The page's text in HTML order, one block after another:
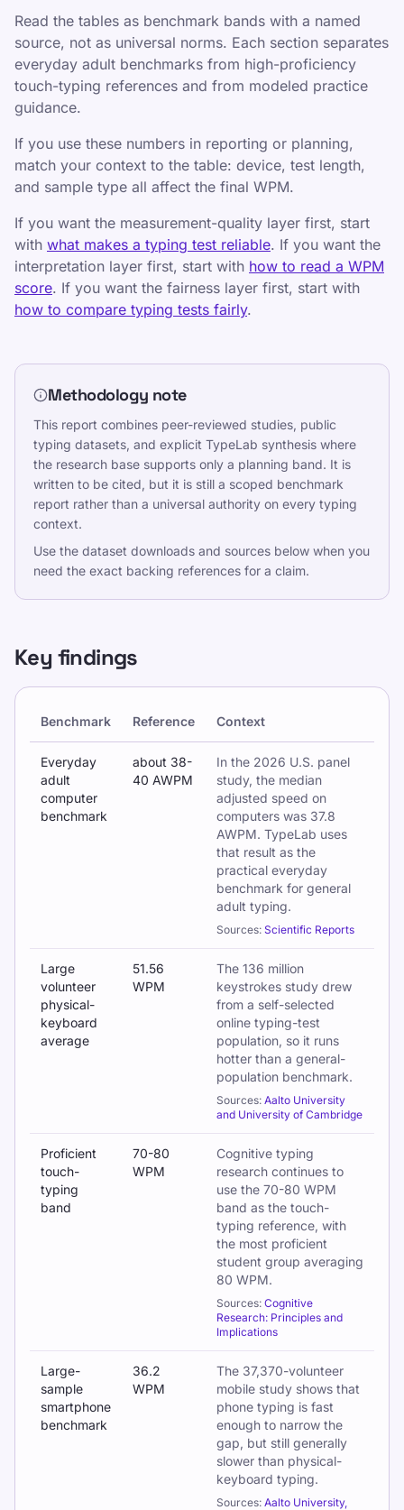
Editorial Policy
যোগাযোগ
প্রশিক্ষণ
নিজেকে পরীক্ষা করুন
মূল্য নির্ধারণ
টাইপিং পরিসংখ্যান
গড় টাইপিং গতি
TypeLab X·TypeLab LinkedIn·TypeLab
YouTube
Read the tables as benchmark bands with a named
source, not as universal norms. Each section separates
everyday adult benchmarks from high-proficiency
touch-typing references and from modeled practice
guidance.
If you use these numbers in reporting or planning,
match your context to the table: device, test length,
and sample type all affect the final WPM.
If you want the measurement-quality layer first, start
with what makes a typing test reliable. If you want the
interpretation layer first, start with how to read a WPM
score. If you want the fairness layer first, start with
how to compare typing tests fairly.
Methodology note
This report combines peer-reviewed studies, public
typing datasets, and explicit TypeLab synthesis where
the research base supports only a planning band. It is
written to be cited, but it is still a scoped benchmark
report rather than a universal authority on every typing
context.
Use the dataset downloads and sources below when you
need the exact backing references for a claim.
Key findings
Benchmark Reference Context
Everyday
adult
computer
benchmark
about 38-
40 AWPM
In the 2026 U.S. panel
study, the median
adjusted speed on
computers was 37.8
AWPM. TypeLab uses
that result as the
practical everyday
benchmark for general
adult typing.
Sources: Scientific Reports
Large
volunteer
physical-
keyboard
average
51.56
WPM
The 136 million
keystrokes study drew
from a self-selected
online typing-test
population, so it runs
hotter than a general-
population benchmark.
Sources: Aalto University
and University of Cambridge
Proficient
touch-
typing
band
70-80
WPM
Cognitive typing
research continues to
use the 70-80 WPM
band as the touch-
typing reference, with
the most proficient
student group averaging
80 WPM.
Sources: Cognitive
Research: Principles and
Implications
Large-
sample
smartphone
benchmark
36.2
WPM
The 37,370-volunteer
mobile study shows that
phone typing is fast
enough to narrow the
gap, but still generally
slower than physical-
keyboard typing.
Sources: Aalto University,